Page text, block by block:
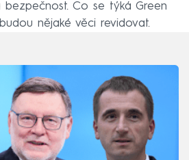
Co se týká Green
nějaké věci revidovat.